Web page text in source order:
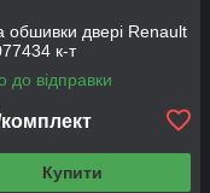
обшивки двері Renault
к-т
до відправки
Купити